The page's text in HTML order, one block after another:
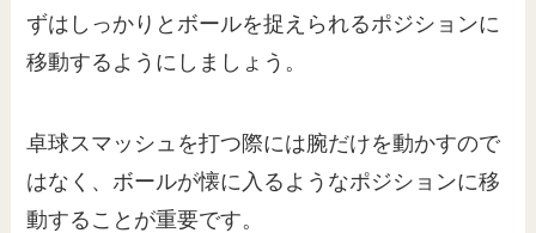
ずはしっかりとボールを捉えられるポジションに
移動するようにしましょう。
卓球スマッシュを打つ際には腕だけを動かすので
はなく、ボールが懐に入るようなポジションに移
動することが重要です。